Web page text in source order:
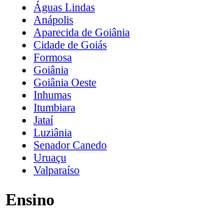
Águas Lindas
Anápolis
Aparecida de Goiânia
Cidade de Goiás
Formosa
Goiânia
Goiânia Oeste
Inhumas
Itumbiara
Jataí
Luziânia
Senador Canedo
Uruaçu
Valparaíso
Ensino